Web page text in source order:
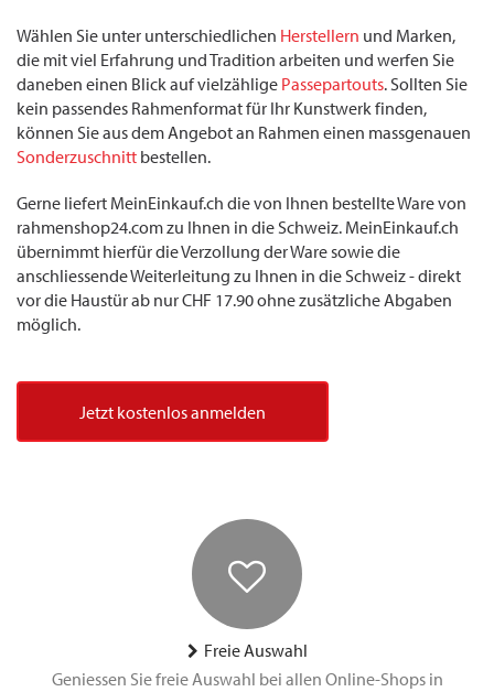
Wählen Sie unter unterschiedlichen Herstellern und Marken,
die mit viel Erfahrung und Tradition arbeiten und werfen Sie
daneben einen Blick auf vielzählige Passepartouts. Sollten Sie
kein passendes Rahmenformat für Ihr Kunstwerk finden,
können Sie aus dem Angebot an Rahmen einen massgenauen
Sonderzuschnitt bestellen.
Gerne liefert MeinEinkauf.ch die von Ihnen bestellte Ware von
rahmenshop24.com zu Ihnen in die Schweiz. MeinEinkauf.ch
übernimmt hierfür die Verzollung der Ware sowie die
anschliessende Weiterleitung zu Ihnen in die Schweiz - direkt
vor die Haustür ab nur CHF 17.90 ohne zusätzliche Abgaben
möglich.
Jetzt kostenlos anmelden
Freie Auswahl
Geniessen Sie freie Auswahl bei allen Online-Shops in